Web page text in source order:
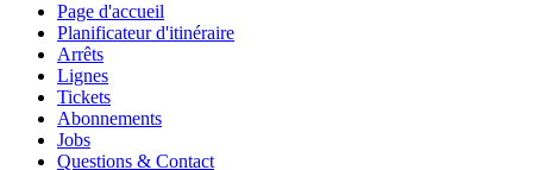
Page d'accueil
Planificateur d'itinéraire
Arrêts
Lignes
Tickets
Abonnements
Jobs
Questions & Contact